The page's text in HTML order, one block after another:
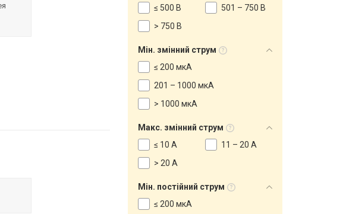
≤ 500 В
501 – 750 В
> 750 В
Мін. змінний струм
≤ 200 мкА
201 – 1000 мкА
> 1000 мкА
Макс. змінний струм
≤ 10 А
11 – 20 А
> 20 А
Мін. постійний струм
≤ 200 мкА